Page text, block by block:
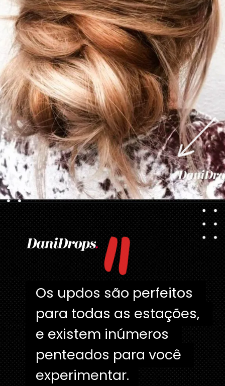
Opening https://danidrops.com.br/tendencia-cabelo-loiro-2025/
"
Os updos são perfeitos
para todas as estações,
e existem inúmeros
penteados para você
experimentar.
Os updos são perfeitos
para todas as estações,
e existem inúmeros
penteados para você
experimentar.